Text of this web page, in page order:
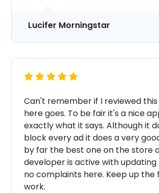
Lucifer Morningstar
Can't remember if I reviewed
here goes. To be fair it's a nice
exactly what it says. Although it
block every ad it does a very
by far the best one on the store
developer is active with
no complaints here. Keep up the
work.